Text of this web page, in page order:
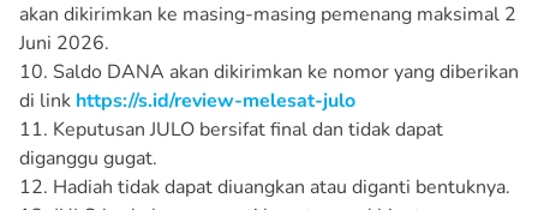
akan dikirimkan ke masing-masing pemenang maksimal 2
Juni 2026.
10. Saldo DANA akan dikirimkan ke nomor yang diberikan
di link https://s.id/review-melesat-julo
11. Keputusan JULO bersifat final dan tidak dapat
diganggu gugat.
12. Hadiah tidak dapat diuangkan atau diganti bentuknya.